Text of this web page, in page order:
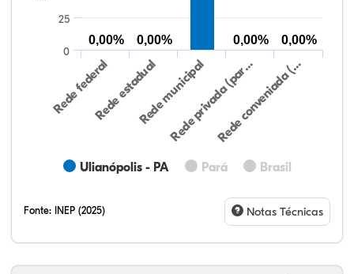
Ulianópolis - PA Pará Brasil
Rede federalRede estadualRede municipal
Rede privada (par…Rede conveniada (…
0
25
0,00% 0,00% 0,00% 0,00%
Fonte: INEP (2025) Notas Técnicas